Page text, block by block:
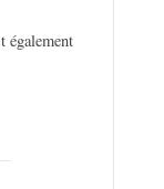
également